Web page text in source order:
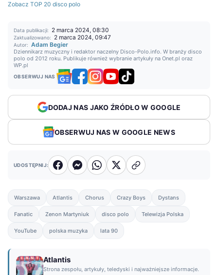
Zobacz TOP 20 disco polo
Data publikacji: 2 marca 2024, 08:30
Zaktualizowano: 2 marca 2024, 09:47
Autor: Adam Begier
Dziennikarz muzyczny i redaktor naczelny Disco-Polo.info. W branży disco
polo od 2012 roku. Publikuje również wybranie artykuły na Onet.pl oraz
WP.pl
OBSERWUJ NAS
DODAJ NAS JAKO ŹRÓDŁO W GOOGLE
OBSERWUJ NAS W GOOGLE NEWS
UDOSTĘPNIJ:
Warszawa Atlantis Chorus Crazy Boys Dystans
Fanatic Zenon Martyniuk disco polo Telewizja Polska
YouTube polska muzyka lata 90
Atlantis
Strona zespołu, artykuły, teledyski i najważniejsze informacje.